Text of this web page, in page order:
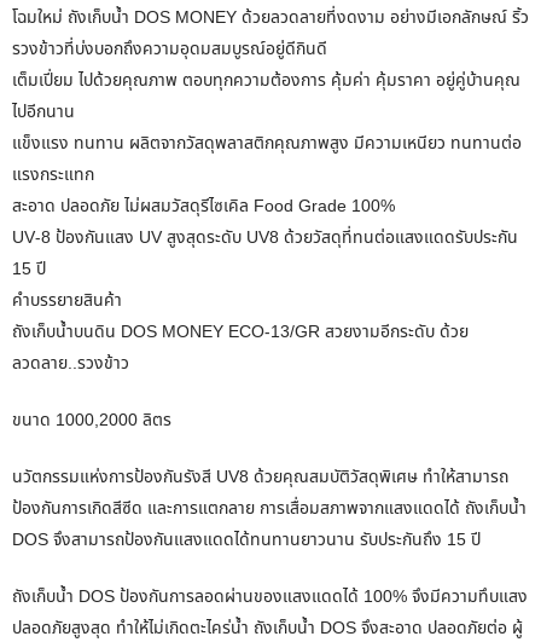
โฉมใหม่ ถังเก็บน้ำ DOS MONEY ด้วยลวดลายที่งดงาม อย่างมีเอกลักษณ์ ริ้ว
รวงข้าวที่บ่งบอกถึงความอุดมสมบูรณ์อยู่ดีกินดี
เต็มเปี่ยม ไปด้วยคุณภาพ ตอบทุกความต้องการ คุ้มค่า คุ้มราคา อยู่คู่บ้านคุณ
ไปอีกนาน
แข็งแรง ทนทาน ผลิตจากวัสดุพลาสติกคุณภาพสูง มีความเหนียว ทนทานต่อ
แรงกระแทก
สะอาด ปลอดภัย ไม่ผสมวัสดุรีไซเคิล Food Grade 100%
UV-8 ป้องกันแสง UV สูงสุดระดับ UV8 ด้วยวัสดุที่ทนต่อแสงแดดรับประกัน
15 ปี
คำบรรยายสินค้า
ถังเก็บน้ำบนดิน DOS MONEY ECO-13/GR สวยงามอีกระดับ ด้วย
ลวดลาย..รวงข้าว
ขนาด 1000,2000 ลิตร
นวัตกรรมแห่งการป้องกันรังสี UV8 ด้วยคุณสมบัติวัสดุพิเศษ ทำให้สามารถ
ป้องกันการเกิดสีซีด และการแตกลาย การเสื่อมสภาพจากแสงแดดได้ ถังเก็บน้ำ
DOS จึงสามารถป้องกันแสงแดดได้ทนทานยาวนาน รับประกันถึง 15 ปี
ถังเก็บน้ำ DOS ป้องกันการลอดผ่านของแสงแดดได้ 100% จึงมีความทึบแสง
ปลอดภัยสูงสุด ทำให้ไม่เกิดตะไคร่น้ำ ถังเก็บน้ำ DOS จึงสะอาด ปลอดภัยต่อ ผู้